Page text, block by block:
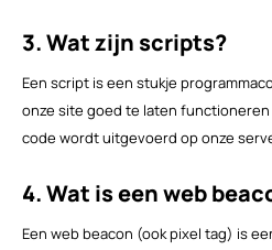
3. Wat zijn scripts?
Een script is een stukje
onze site goed te laten
code wordt uitgevoerd op onze
4. Wat is een web
Een web beacon (ook pixel tag) is